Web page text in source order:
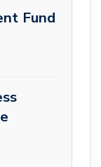
Fund